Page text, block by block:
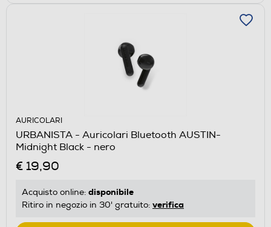
AURICOLARI
URBANISTA - Auricolari Bluetooth AUSTIN-
Midnight Black - nero
€ 19,90
Acquisto online: disponibile
Ritiro in negozio in 30' gratuito: verifica